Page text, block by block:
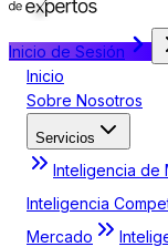
Inicio de Sesión
Inicio
Sobre Nosotros
Servicios
Inteligencia de
Inteligencia
Mercado